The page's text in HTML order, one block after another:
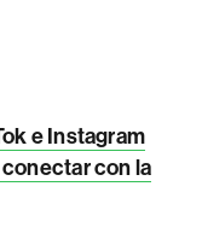
e Instagram
conectar con la